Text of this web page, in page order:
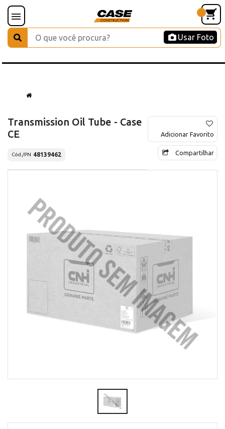
Usar Foto
Transmission Oil Tube - Case
CE
Cód./PN 48139462
Adicionar Favorito
Compartilhar